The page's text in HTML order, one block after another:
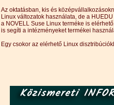
Az oktatásban, kis és
Linux változatok használata, de a
a NOVELL Suse Linux terméke is
is segíti a intézményeket termékei
Egy csokor az elérhető Linux
Közismereti